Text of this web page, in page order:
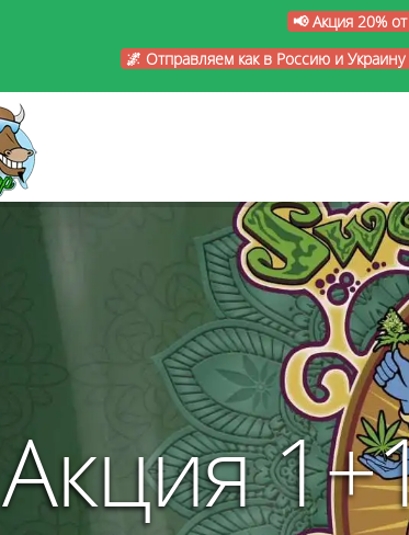
📢 Акция 20%
🌌 Отправляем как в Россию и
Акция